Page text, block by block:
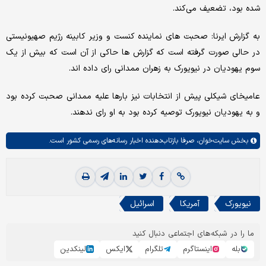
شده بود، تضعیف می‌کند.
به گزارش ایرنا: صحبت های نماینده کنست و وزیر کابینه رژیم صهیونیستی
در حالی صورت گرفته است که گزارش ها حاکی از آن است که بیش از یک
سوم یهودیان در نیویورک به زهران ممدانی رای داده اند.
عامیخای شیکلی پیش از انتخابات نیز بارها علیه ممدانی صحبت کرده بود
و به یهودیان نیویورک توصیه کرده بود به او رای ندهند.
بخش سایت‌خوان، صرفا بازتاب‌دهنده اخبار رسانه‌های رسمی کشور است.
نیویورک آمریکا اسرائیل
ما را در شبکه‌های اجتماعی دنبال کنید
بله
اینستاگرم تلگرام ایکس لینکدین